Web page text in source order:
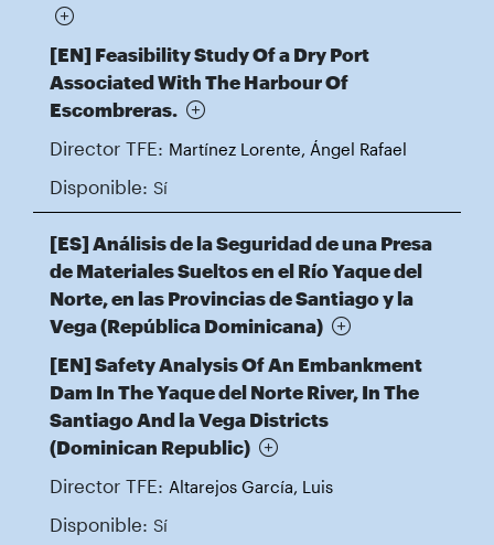
[EN] Feasibility Study Of a Dry Port
Associated With The Harbour Of
Escombreras.
Director TFE: Martínez Lorente, Ángel Rafael
Disponible: Sí
[ES] Análisis de la Seguridad de una Presa
de Materiales Sueltos en el Río Yaque del
Norte, en las Provincias de Santiago y la
Vega (República Dominicana)
[EN] Safety Analysis Of An Embankment
Dam In The Yaque del Norte River, In The
Santiago And la Vega Districts
(Dominican Republic)
Director TFE: Altarejos García, Luis
Disponible: Sí